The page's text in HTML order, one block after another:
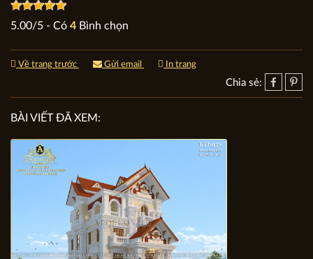
5.00/5 - Có 4 Bình chọn
Về trang trước Gửi email In trang
Chia sẻ:
BÀI VIẾT ĐÃ XEM: